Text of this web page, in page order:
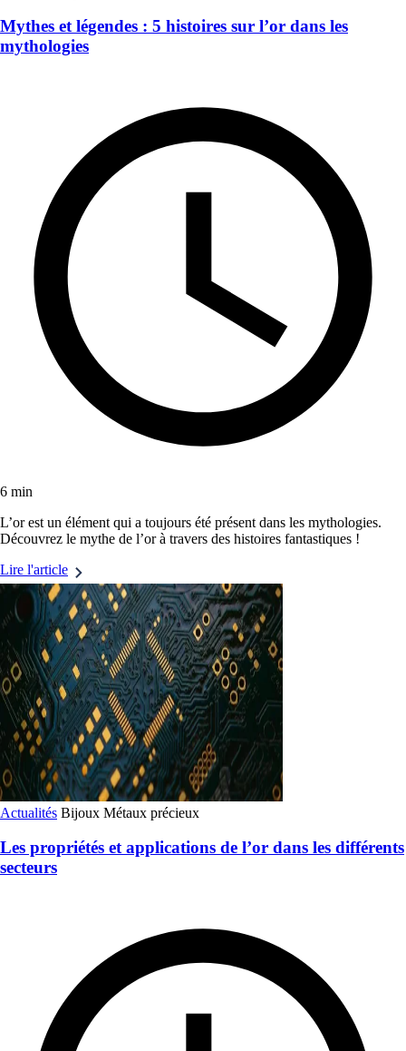
Mythes et légendes : 5 histoires sur l’or dans les
mythologies
6 min
L’or est un élément qui a toujours été présent dans les mythologies.
Découvrez le mythe de l’or à travers des histoires fantastiques !
Lire l'article
Actualités Bijoux Métaux précieux
Les propriétés et applications de l’or dans les différents
secteurs